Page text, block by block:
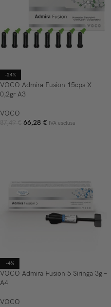
-24%
VOCO Admira Fusion 15cps X
0,2gr A3
VOCO
87,49€ 66,28 € IVA esclusa
-4%
VOCO Admira Fusion 5 Siringa 3g –
A4
VOCO